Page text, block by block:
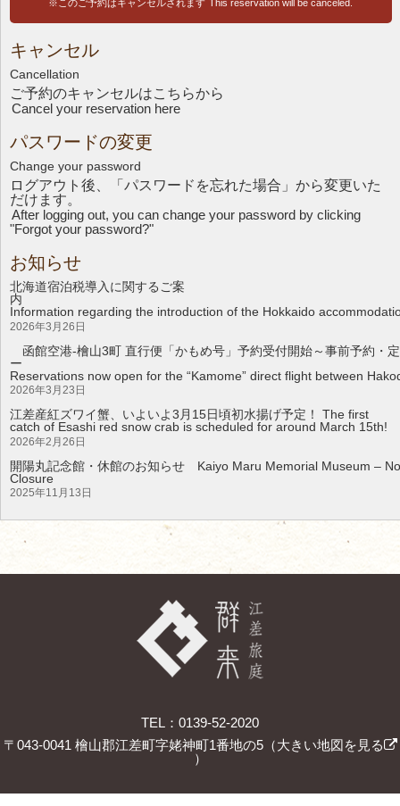
※このご予約はキャンセルされます This reservation will be canceled.
キャンセル
Cancellation
ご予約のキャンセルはこちらから
Cancel your reservation here
パスワードの変更
Change your password
ログアウト後、「パスワードを忘れた場合」から変更いた
だけます。
After logging out, you can change your password by clicking
"Forgot your password?"
お知らせ
北海道宿泊税導入に関するご案
Information regarding the introduction of the Hokkaido
2026年3月26日
函館空港-檜山3町 直行便「かもめ号」予約受付開始～事前予約・
Reservations now open for the “Kamome” direct flight between
2026年3月23日
江差産紅ズワイ蟹、いよいよ3月15日頃初水揚げ予定！ The first
catch of Esashi red snow crab is scheduled for around March 15th!
2026年2月26日
開陽丸記念館・休館のお知らせ Kaiyo Maru Memorial Museum –
2025年11月13日
TEL：0139-52-2020
〒043-0041 檜山郡江差町字姥神町1番地の5（大きい地図を見る
）